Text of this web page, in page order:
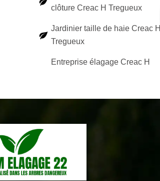
clôture Creac H Tregueux
Jardinier taille de haie Creac H
Tregueux
Entreprise élagage Creac H